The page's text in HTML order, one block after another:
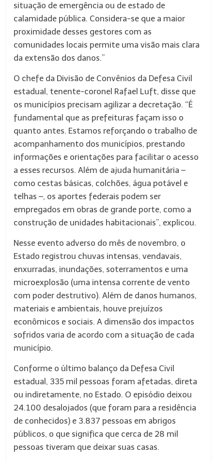
situação de emergência ou de estado de
calamidade pública. Considera-se que a maior
proximidade desses gestores com as
comunidades locais permite uma visão mais clara
da extensão dos danos.”
O chefe da Divisão de Convênios da Defesa Civil
estadual, tenente-coronel Rafael Luft, disse que
os municípios precisam agilizar a decretação. “É
fundamental que as prefeituras façam isso o
quanto antes. Estamos reforçando o trabalho de
acompanhamento dos municípios, prestando
informações e orientações para facilitar o acesso
a esses recursos. Além de ajuda humanitária –
como cestas básicas, colchões, água potável e
telhas –, os aportes federais podem ser
empregados em obras de grande porte, como a
construção de unidades habitacionais”, explicou.
Nesse evento adverso do mês de novembro, o
Estado registrou chuvas intensas, vendavais,
enxurradas, inundações, soterramentos e uma
microexplosão (uma intensa corrente de vento
com poder destrutivo). Além de danos humanos,
materiais e ambientais, houve prejuízos
econômicos e sociais. A dimensão dos impactos
sofridos varia de acordo com a situação de cada
município.
Conforme o último balanço da Defesa Civil
estadual, 335 mil pessoas foram afetadas, direta
ou indiretamente, no Estado. O episódio deixou
24.100 desalojados (que foram para a residência
de conhecidos) e 3.837 pessoas em abrigos
públicos, o que significa que cerca de 28 mil
pessoas tiveram que deixar suas casas.